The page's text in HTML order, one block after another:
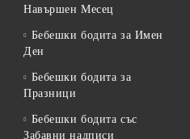
Навършен Месец
Бебешки бодита за Имен
Ден
Бебешки бодита за
Празници
Бебешки бодита със
Забавни надписи